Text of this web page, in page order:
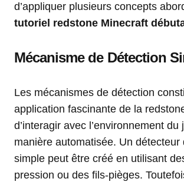
d’appliquer plusieurs concepts
tutoriel redstone Minecraft
Mécanisme de Détection
Les mécanismes de détection
application fascinante de la
d’interagir avec l’environnement du
manière automatisée. Un détecteur
simple peut être créé en utilisant
pression ou des fils-pièges.